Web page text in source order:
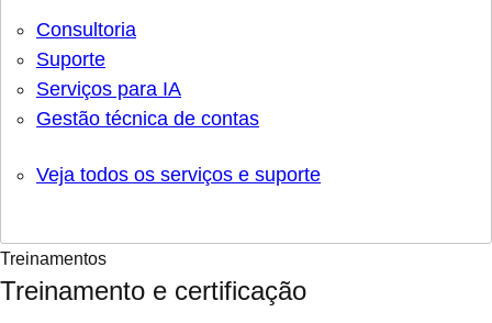
Consultoria
Suporte
Serviços para IA
Gestão técnica de contas
Veja todos os serviços e suporte
Treinamentos
Treinamento e certificação